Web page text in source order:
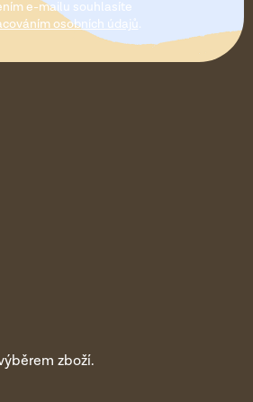
e-mailu souhlasíte
osobních údajů.
zboží.